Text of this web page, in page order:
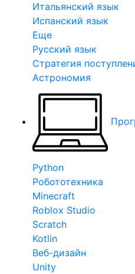
Итальянский язык
Испанский язык
Еще
Русский язык
Стратегия
Астрономия
Python
Робототехника
Minecraft
Roblox Studio
Scratch
Kotlin
Веб-дизайн
Unity